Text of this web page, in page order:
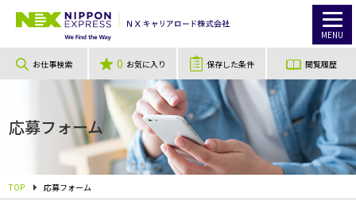
MENU
お仕事検索 0 お気に入り 保存した条件 閲覧履歴
応募フォーム
TOP 応募フォーム